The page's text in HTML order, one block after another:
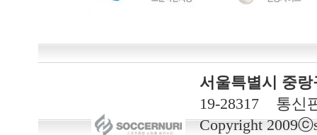
서울특별시 중랑
19-28317 통신
Copyright